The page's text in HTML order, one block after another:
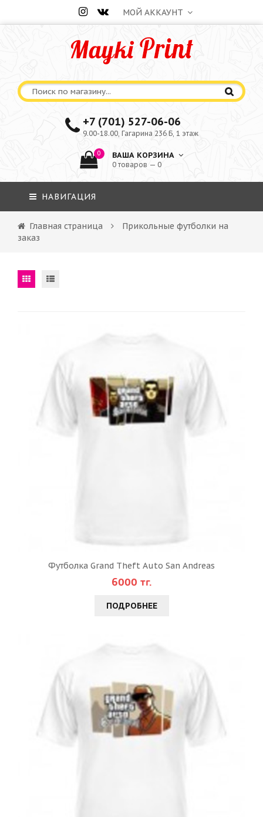
МОЙ АККАУНТ
+7 (701) 527-06-06
9.00-18.00, Гагарина 236 Б, 1 этаж
0 ВАША КОРЗИНА
0 товаров — 0
НАВИГАЦИЯ
Главная страница
Прикольные футболки на
заказ
Футболка Grand Theft Auto San Andreas
6000 тг.
ПОДРОБНЕЕ